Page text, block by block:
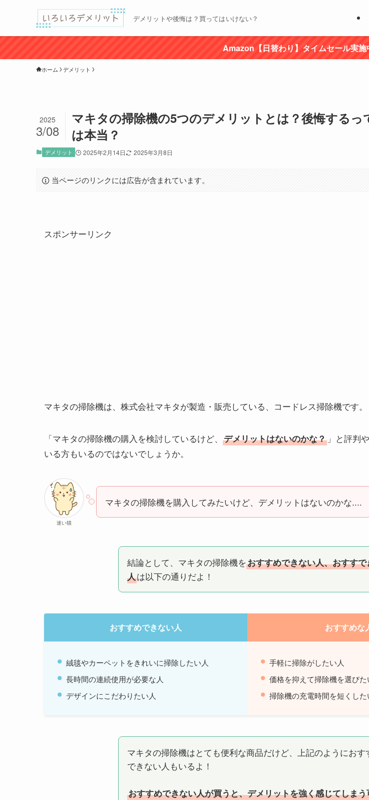
デメリットや後悔は？買ってはいけない？
Amazon【日替わり】タイムセール実施
ホーム デメリット
マキタの掃除機の5つのデメリットとは？後悔するっ
は本当？
2025
3/08
デメリット 2025年2月14日 2025年3月8日
当ページのリンクには広告が含まれています。
スポンサーリンク
マキタの掃除機は、株式会社マキタが製造・販売している、コードレス掃除機です。
「マキタの掃除機の購入を検討しているけど、 デメリットはないのかな？ 」と評判
いる方もいるのではないでしょうか。
迷い猫
マキタの掃除機を購入してみたいけど、デメリットはないのかな....
結論として、マキタの掃除機をおすすめできない人、おすすで
人は以下の通りだよ！
おすすめできない人 おすすめな
絨毯やカーペットをきれいに掃除したい人
長時間の連続使用が必要な人
デザインにこだわりたい人
手軽に掃除がしたい人
価格を抑えて掃除機を選びた
掃除機の充電時間を短くした
マキタの掃除機はとても便利な商品だけど、上記のようにおす
できない人もいるよ！
おすすめできない人が買うと、デメリットを強く感じてしまう